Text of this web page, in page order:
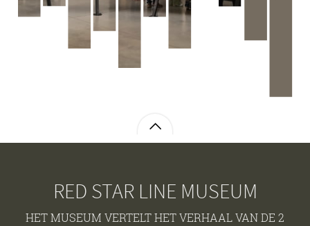
RED STAR LINE MUSEUM
HET MUSEUM VERTELT HET VERHAAL VAN DE 2